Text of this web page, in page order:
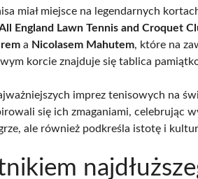
miał miejsce na legendarnych
England Lawn Tennis and Croquet
a Nicolasem Mahutem, które na
korcie znajduje się tablica
imprez tenisowych na
się ich zmaganiami, celebrując
ale również podkreśla istotę i